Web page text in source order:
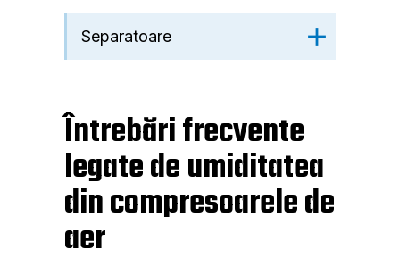
Separatoare
Întrebări frecvente
legate de umiditatea
din compresoarele de
aer